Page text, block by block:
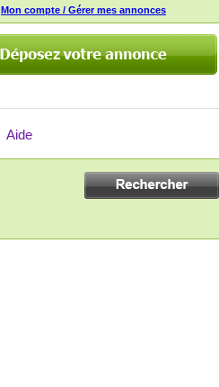
Mon compte / Gérer mes annonces
Aide